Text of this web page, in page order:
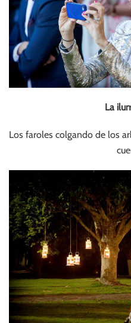
La
Los faroles colgando de los